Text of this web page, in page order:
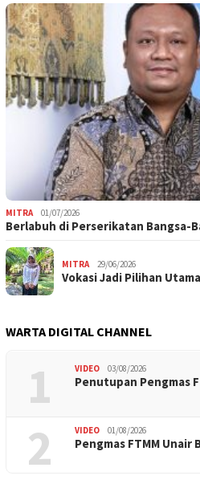
MITRA 01/07/2026
Berlabuh di Perserikatan Bangsa-
MITRA 29/06/2026
Vokasi Jadi Pilihan Utama
WARTA DIGITAL CHANNEL
1 VIDEO 03/08/2026
Penutupan Pengmas
2 VIDEO 01/08/2026
Pengmas FTMM Unair